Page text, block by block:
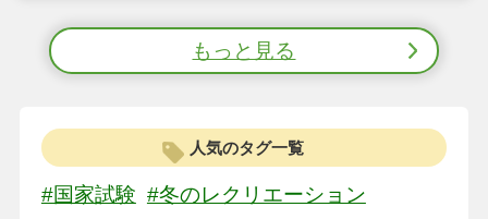
もっと見る
人気のタグ一覧
#国家試験 #冬のレクリエーション